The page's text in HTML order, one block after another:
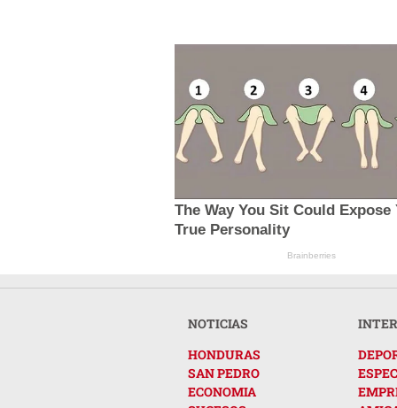
The Way You Sit Could Expose
True Personality
Brainberries
NOTICIAS
HONDURAS
SAN PEDRO
ECONOMIA